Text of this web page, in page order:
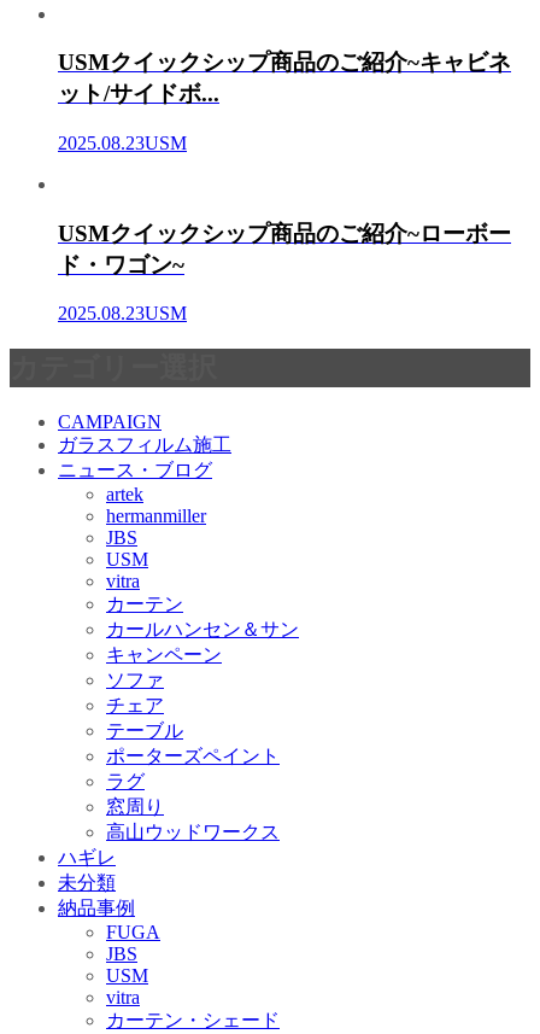
USMクイックシップ商品のご紹介~キャビネ
ット/サイドボ...
2025.08.23USM
USMクイックシップ商品のご紹介~ローボー
ド・ワゴン~
2025.08.23USM
CAMPAIGN
ガラスフィルム施工
ニュース・ブログ
artek
hermanmiller
JBS
USM
vitra
カーテン
カールハンセン＆サン
キャンペーン
ソファ
チェア
テーブル
ポーターズペイント
ラグ
窓周り
高山ウッドワークス
ハギレ
未分類
納品事例
FUGA
JBS
USM
vitra
カーテン・シェード